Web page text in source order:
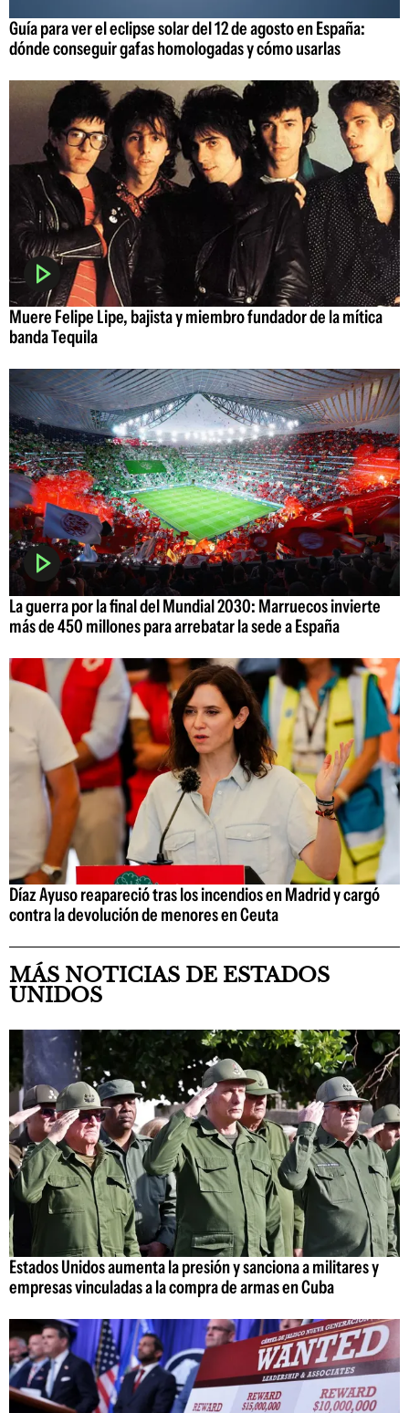
Guía para ver el eclipse solar del 12 de agosto en España:
dónde conseguir gafas homologadas y cómo usarlas
Muere Felipe Lipe, bajista y miembro fundador de la mítica
banda Tequila
La guerra por la final del Mundial 2030: Marruecos invierte
más de 450 millones para arrebatar la sede a España
Díaz Ayuso reapareció tras los incendios en Madrid y cargó
contra la devolución de menores en Ceuta
MÁS NOTICIAS DE ESTADOS
UNIDOS
Estados Unidos aumenta la presión y sanciona a militares y
empresas vinculadas a la compra de armas en Cuba